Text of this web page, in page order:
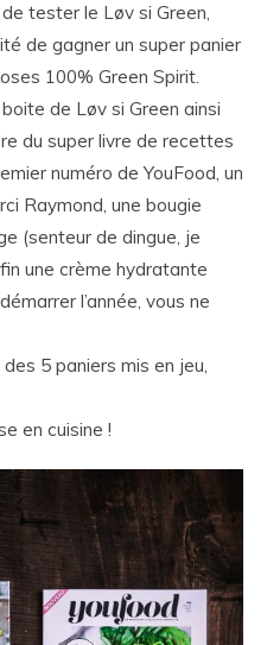
tester le Løv si Green,
de gagner un super panier
100% Green Spirit.
de Løv si Green ainsi
du super livre de recettes
numéro de YouFood, un
Raymond, une bougie
(senteur de dingue, je
une crème hydratante
l’année, vous ne
5 paniers mis en jeu,
en cuisine !